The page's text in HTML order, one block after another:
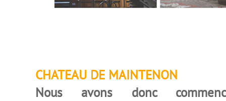
CHATEAU DE MAINTENON
Nous avons donc